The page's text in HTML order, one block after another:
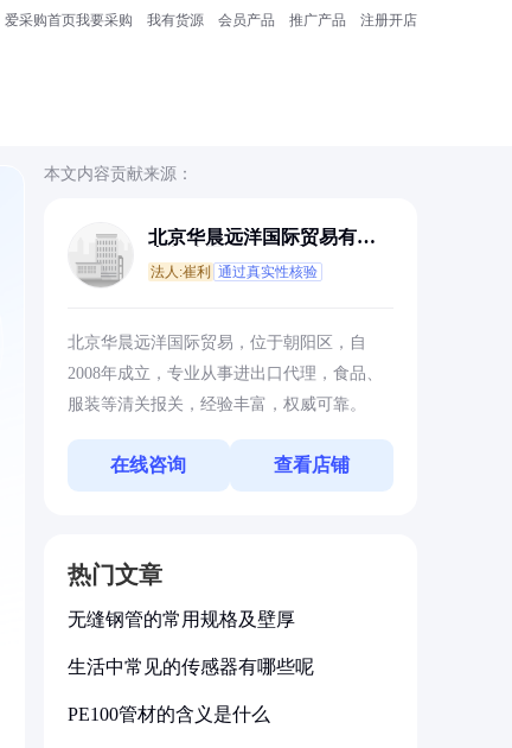
爱采购首页我要采购 我有货源 会员产品 推广产品 注册开店
本文内容贡献来源：
北京华晨远洋国际贸易有限
法人:崔利 通过真实性核验
北京华晨远洋国际贸易，位于朝阳区，自
2008年成立，专业从事进出口代理，食品、
服装等清关报关，经验丰富，权威可靠。
在线咨询 查看店铺
热门文章
无缝钢管的常用规格及壁厚
生活中常见的传感器有哪些呢
PE100管材的含义是什么